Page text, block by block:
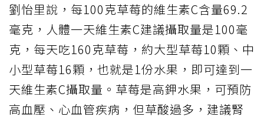
劉怡里說，每100克草莓的維生素C含量69.2
毫克，人體一天維生素C建議攝取量是100毫
克，每天吃160克草莓，約大型草莓10顆、中
小型草莓16顆，也就是1份水果，即可達到一
天維生素C攝取量。草莓是高鉀水果，可預防
高血壓、心血管疾病，但草酸過多，建議腎